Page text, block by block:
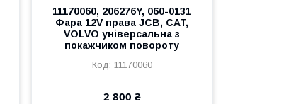
11170060, 206276Y, 060-0131
Фара 12V права JCB, CAT,
VOLVO універсальна з
покажчиком повороту
11170060
2 800 ₴